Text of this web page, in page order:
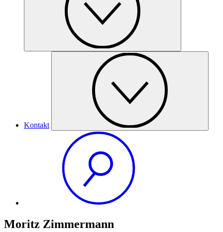
Kontakt
Moritz Zimmermann